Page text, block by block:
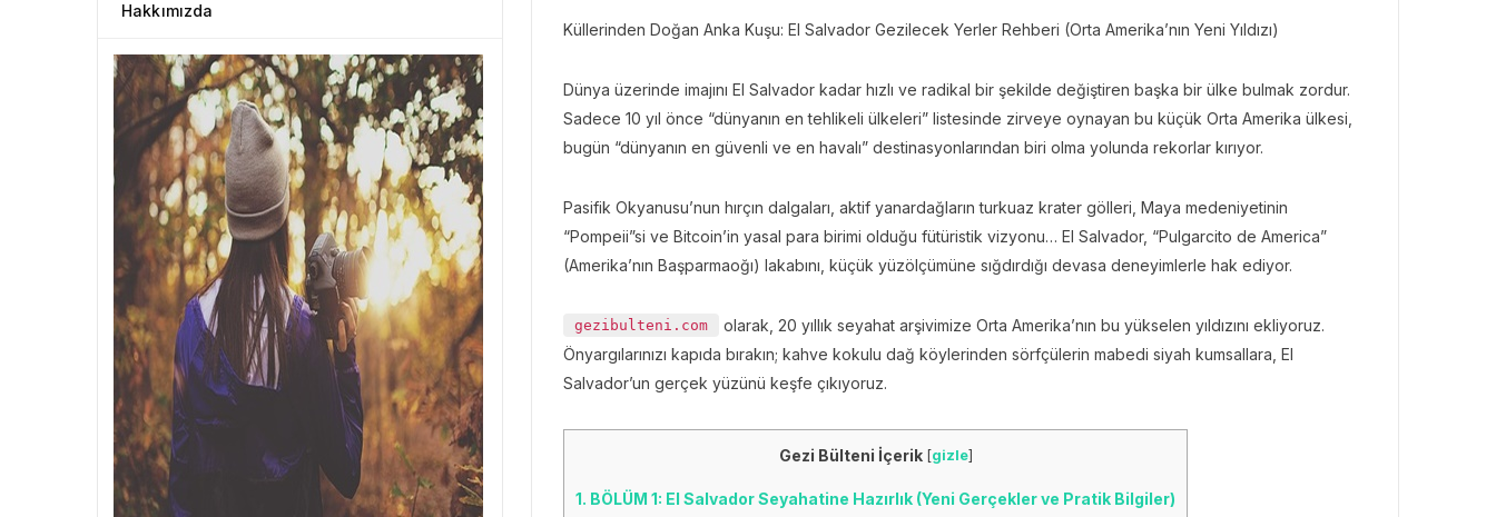
Küllerinden Doğan Anka Kuşu: El Salvador Gezilecek Yerler Rehberi (Orta Amerika’nın Yeni Yıldızı)
Dünya üzerinde imajını El Salvador kadar hızlı ve radikal bir şekilde değiştiren başka bir ülke bulmak zordur.
Sadece 10 yıl önce “dünyanın en tehlikeli ülkeleri” listesinde zirveye oynayan bu küçük Orta Amerika ülkesi,
bugün “dünyanın en güvenli ve en havalı” destinasyonlarından biri olma yolunda rekorlar kırıyor.
Pasifik Okyanusu’nun hırçın dalgaları, aktif yanardağların turkuaz krater gölleri, Maya medeniyetinin
“Pompeii”si ve Bitcoin’in yasal para birimi olduğu fütüristik vizyonu… El Salvador, “Pulgarcito de America”
(Amerika’nın Başparmaoğı) lakabını, küçük yüzölçümüne sığdırdığı devasa deneyimlerle hak ediyor.
gezibulteni.com
olarak, 20 yıllık seyahat arşivimize Orta Amerika’nın bu yükselen yıldızını ekliyoruz.
Önyargılarınızı kapıda bırakın; kahve kokulu dağ köylerinden sörfçülerin mabedi siyah kumsallara, El
Salvador’un gerçek yüzünü keşfe çıkıyoruz.
Gezi Bülteni İçerik [gizle]
1. BÖLÜM 1: El Salvador Seyahatine Hazırlık (Yeni Gerçekler ve Pratik Bilgiler)
Hakkımızda